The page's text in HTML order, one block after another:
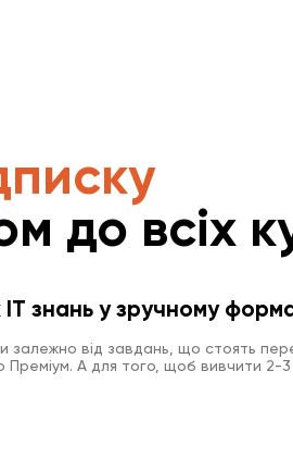
до всіх
IT знань у зручному
залежно від завдань, що стоять
А для того, щоб вивчити 2-3